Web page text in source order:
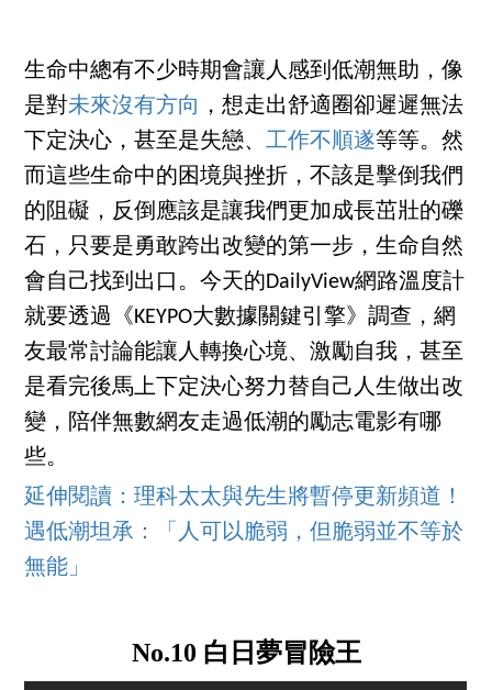
生命中總有不少時期會讓人感到低潮無助，像
是對未來沒有方向
，想走出舒適圈卻遲遲無法
下定決心，甚至是失戀、工作不順遂等等。然
而這些生命中的困境與挫折，不該是擊倒我們
的阻礙，反倒應該是讓我們更加成長茁壯的礫
石，只要是勇敢跨出改變的第一步，生命自然
會自己找到出口。今天的DailyView網路溫度計
就要透過《KEYPO大數據關鍵引擎》調查，網
友最常討論能讓人轉換心境、激勵自我，甚至
是看完後馬上下定決心努力替自己人生做出改
變，陪伴無數網友走過低潮的勵志電影有哪
些。
延伸閱讀：理科太太與先生將暫停更新頻道！
遇低潮坦承：「人可以脆弱，但脆弱並不等於
無能」
No.10 白日夢冒險王